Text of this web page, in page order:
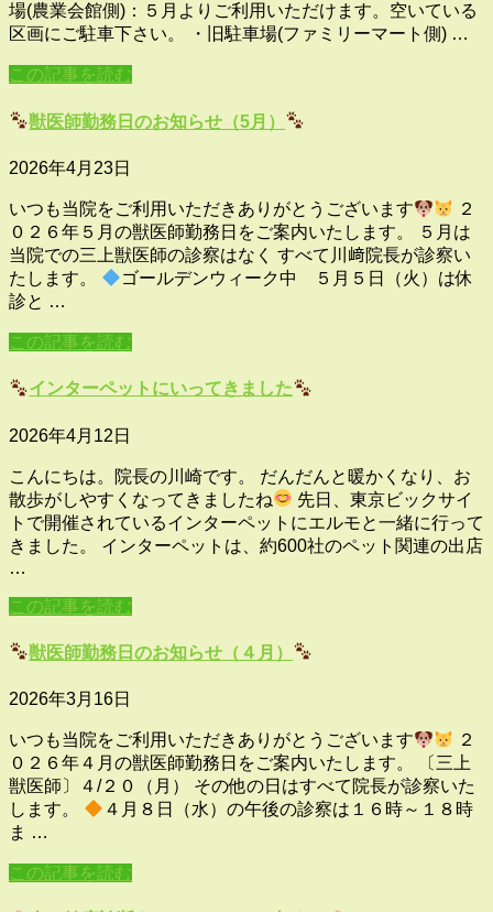
場(農業会館側)：５月よりご利用いただけます。空いている
区画にご駐車下さい。 ・旧駐車場(ファミリーマート側) …
この記事を読む
獣医師勤務日のお知らせ（5月）
2026年4月23日
いつも当院をご利用いただきありがとうございます
２
０２６年５月の獣医師勤務日をご案内いたします。 ５月は
当院での三上獣医師の診察はなく すべて川﨑院長が診察い
たします。
ゴールデンウィーク中 ５月５日（火）は休
診と …
この記事を読む
インターペットにいってきました
2026年4月12日
こんにちは。院長の川崎です。 だんだんと暖かくなり、お
散歩がしやすくなってきましたね
先日、東京ビックサイ
トで開催されているインターペットにエルモと一緒に行って
きました。 インターペットは、約600社のペット関連の出店
…
この記事を読む
獣医師勤務日のお知らせ（４月）
2026年3月16日
いつも当院をご利用いただきありがとうございます
２
０２６年４月の獣医師勤務日をご案内いたします。 〔三上
獣医師〕４/２０（月） その他の日はすべて院長が診察いた
します。
４月８日（水）の午後の診察は１６時～１８時
ま …
この記事を読む